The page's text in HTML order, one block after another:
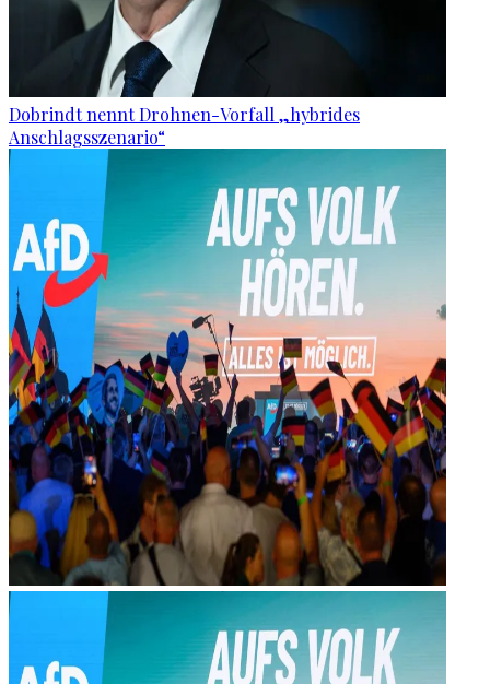
Dobrindt nennt Drohnen-Vorfall „hybrides
Anschlagsszenario“